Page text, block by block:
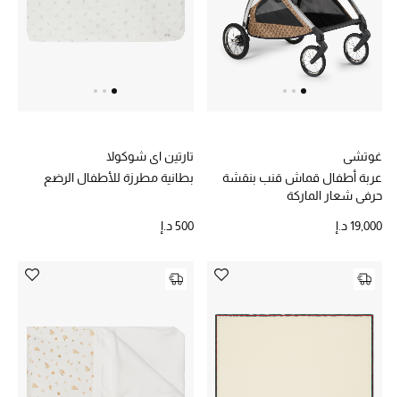
تسوقوا الأحذية
جميع مستحضرات الجمال
مكتشف العطور
المكياج
غوتشي
عربة أطفال قماش قنب بنقشة
حرفي شعار الماركة
19,000 د.إ
تارتين اي شوكولا
بطانية مطرزة للأطفال الرضع
500 د.إ